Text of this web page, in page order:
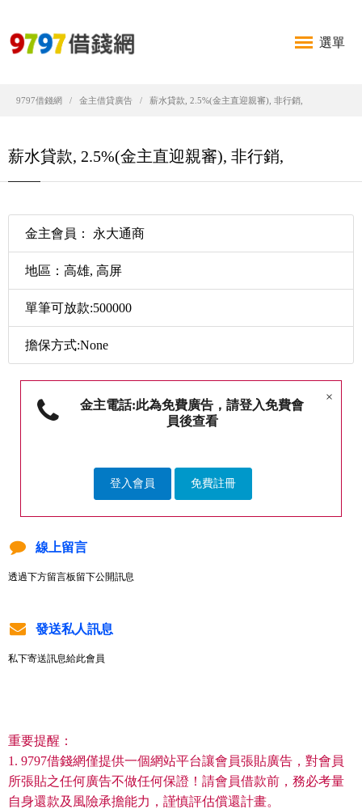
選單
9797借錢網 金主借貸廣告 薪水貸款, 2.5%(金主直迎親審), 非行銷,
薪水貸款, 2.5%(金主直迎親審), 非行銷,
金主會員： 永大通商
地區：高雄, 高屏
單筆可放款:500000
擔保方式:None
×
金主電話:此為免費廣告，請登入免費會
員後查看
登入會員 免費註冊
線上留言
透過下方留言板留下公開訊息
發送私人訊息
私下寄送訊息給此會員
重要提醒：
1. 9797借錢網僅提供一個網站平台讓會員張貼廣告，對會員
所張貼之任何廣告不做任何保證！請會員借款前，務必考量
自身還款及風險承擔能力，謹慎評估償還計畫。